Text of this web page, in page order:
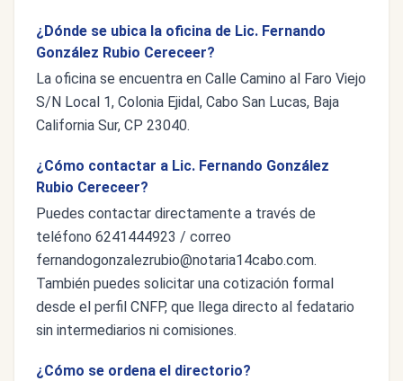
¿Dónde se ubica la oficina de Lic. Fernando
González Rubio Cereceer?
La oficina se encuentra en Calle Camino al Faro Viejo
S/N Local 1, Colonia Ejidal, Cabo San Lucas, Baja
California Sur, CP 23040.
¿Cómo contactar a Lic. Fernando González
Rubio Cereceer?
Puedes contactar directamente a través de
teléfono 6241444923 / correo
fernandogonzalezrubio@notaria14cabo.com.
También puedes solicitar una cotización formal
desde el perfil CNFP, que llega directo al fedatario
sin intermediarios ni comisiones.
¿Cómo se ordena el directorio?